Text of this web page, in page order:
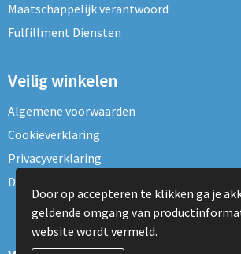
Maatschappelijk verantwoord
Fulfillment Diensten
Veilig winkelen
Algemene voorwaarden
Cookieverklaring
Privacyverklaring
Disclaimer
Door op accepteren te klikken ga je
geldende omgang van
website wordt vermeld.